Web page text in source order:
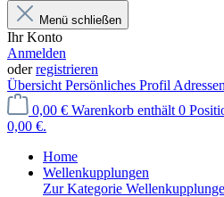
Menü schließen
Ihr Konto
Anmelden
oderregistrieren
Übersicht Persönliches Profil Adressen
0,00 € Warenkorb enthält 0
0,00 €.
Home
Wellenkupplungen
Zur Kategorie